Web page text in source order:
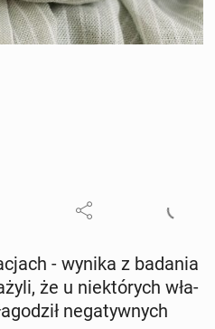
- wynika z badania
że u nie­któ­rych wła­
ne­ga­tyw­nych